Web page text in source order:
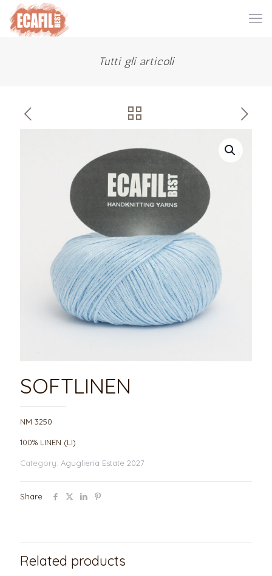
Tutti gli articoli
SOFTLINEN
NM 3250
100% LINEN (LI)
Category: Aguglieria Estate 2027
Share
Related products